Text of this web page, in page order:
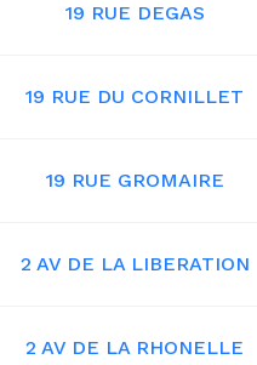
19 RUE DEGAS
19 RUE DU CORNILLET
19 RUE GROMAIRE
2 AV DE LA LIBERATION
2 AV DE LA RHONELLE